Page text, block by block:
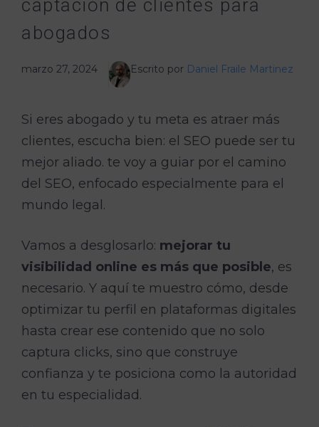
captación de clientes para
abogados
marzo 27, 2024 Escrito por Daniel Fraile Martinez
Si eres abogado y tu meta es atraer más
clientes, escucha bien: el SEO puede ser tu
mejor aliado. te voy a guiar por el camino
del SEO, enfocado especialmente para el
mundo legal.
Vamos a desglosarlo: mejorar tu
visibilidad online es más que posible, es
necesario. Y aquí te muestro cómo, desde
optimizar tu perfil en plataformas digitales
hasta crear ese contenido que no solo
captura clicks, sino que construye
confianza y te posiciona como la autoridad
en tu especialidad.